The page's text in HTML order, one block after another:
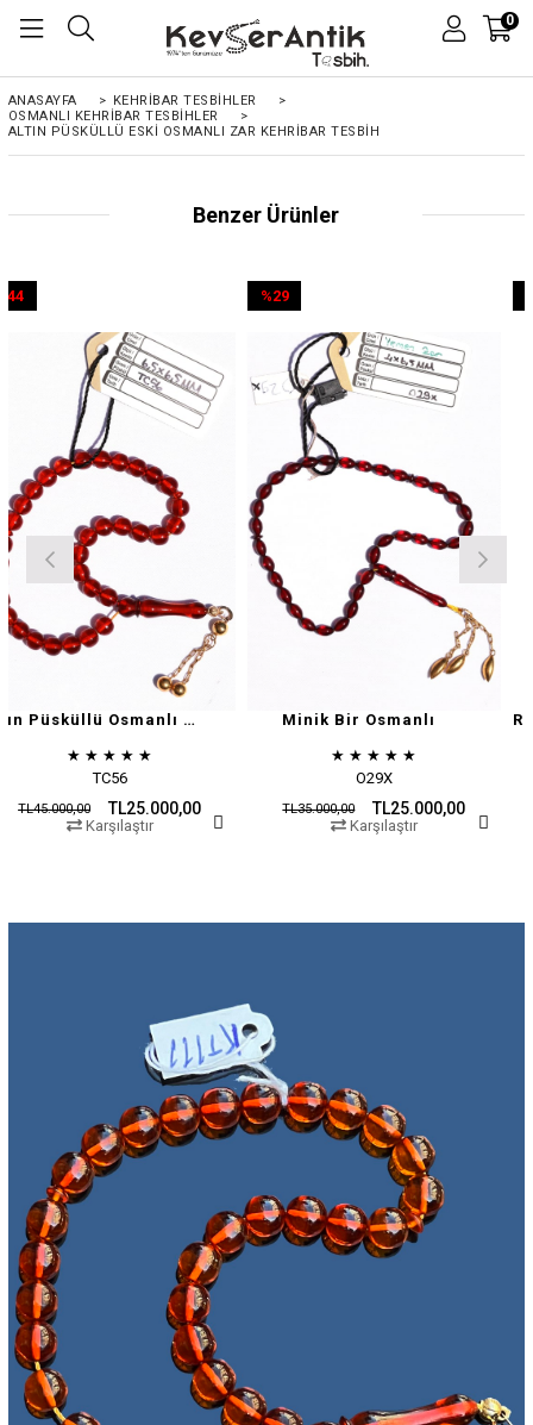
0
ANASAYFA > KEHRIBAR TESBIHLER
>
OSMANLI KEHRİBAR TESBİHLER
>
ALTIN PÜSKÜLLÜ ESKI OSMANLI ZAR KEHRIBAR TESBIH
Benzer Ürünler
Altın Püsküllü Osmanlı Zar
★
TL25.000,00
Karşılaştır
Minik Bir Osmanlı
★
TL25.000,00
%29İndirim
Karşılaştır
%44İndirim